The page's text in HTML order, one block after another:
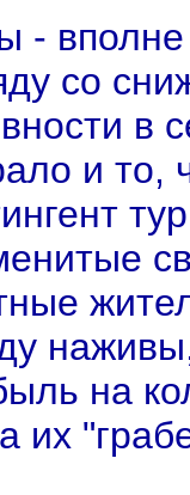
-
со
в
и то,
на
их